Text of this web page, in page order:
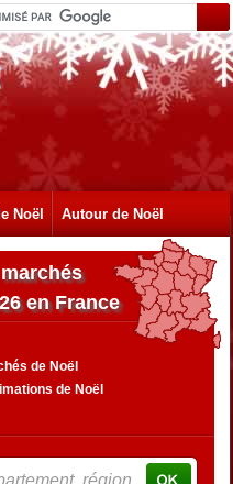
Noël Autour de Noël
en France
de Noël
de Noël